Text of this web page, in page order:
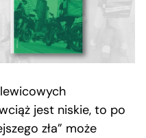
jest niskie, to po
zła” może